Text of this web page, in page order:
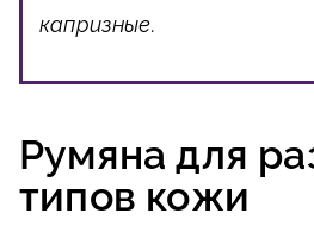
капризные.
Румяна для
типов кожи